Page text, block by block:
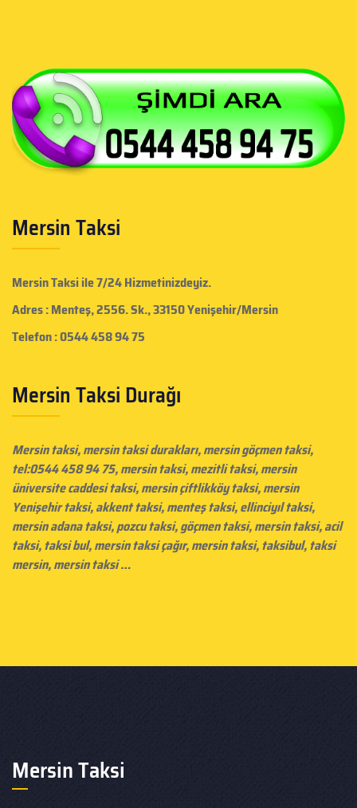
Mersin Taksi
Mersin Taksiile 7/24 Hizmetinizdeyiz.
Adres : Menteş, 2556. Sk., 33150 Yenişehir/Mersin
Telefon : 0544 458 94 75
Mersin Taksi Durağı
Mersin taksi, mersin taksi durakları,mersin göçmen taksi,
tel:0544 458 94 75, mersin taksi, mezitli taksi,mersin
üniversite caddesi taksi,mersin çiftlikköy taksi, mersin
Yenişehir taksi, akkent taksi, menteş taksi, ellinciyıl taksi,
mersin adana taksi, pozcu taksi, göçmen taksi,mersin taksi, acil
taksi, taksi bul, mersin taksi çağır,mersin taksi, taksibul, taksi
mersin, mersin taksi …
Mersin Taksi